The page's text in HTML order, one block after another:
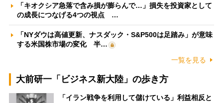
「キオクシア急落で含み損が膨らんで…」損失を投資家として
の成長につなげる4つの視点 …
「NYダウは高値更新、ナスダック・S&P500は足踏み」が意味
する米国株市場の変化 半…
一覧を見る
大前研一「ビジネス新大陸」の歩き方
「イラン戦争を利用して儲けている」利益相反と